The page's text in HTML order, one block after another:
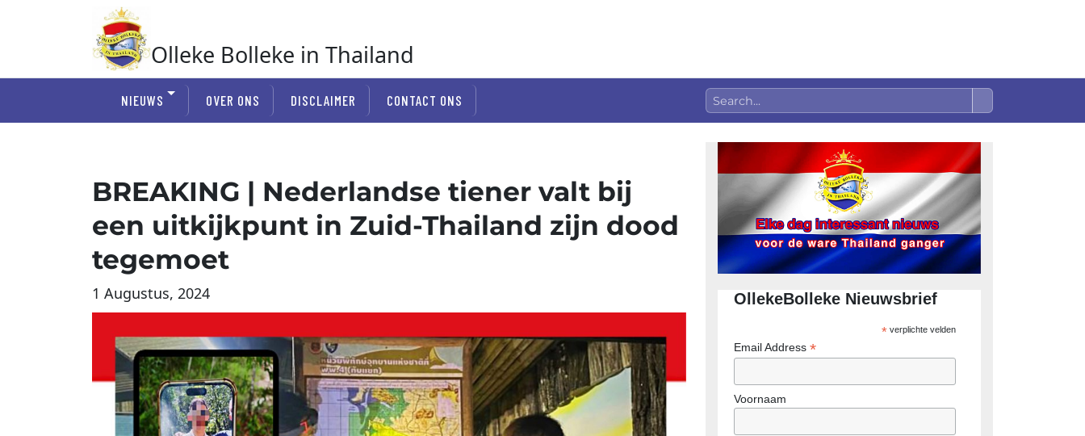
Olleke Bolleke in Thailand
NIEUWS OVER ONS DISCLAIMER CONTACT ONS
BREAKING | Nederlandse tiener valt bij
een uitkijkpunt in Zuid-Thailand zijn dood
tegemoet
1 Augustus, 2024 OllekeBolleke Nieuwsbrief
*verplichte velden
Email Address *
Voornaam